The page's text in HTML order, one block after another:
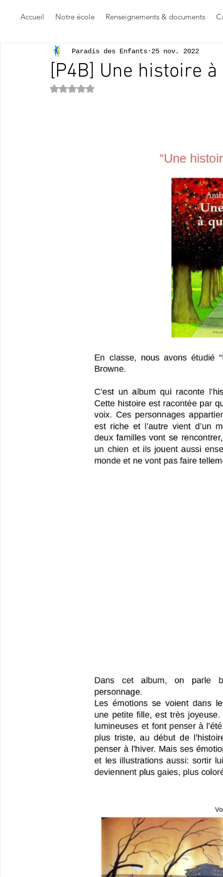
Accueil Notre école Renseignements & documents
[P4B] Une histoire
Paradis des Enfants 25 nov. 2022
Noté NaN étoiles sur 5.